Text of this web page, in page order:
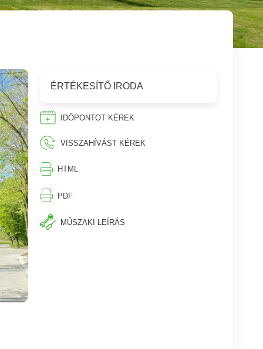
ÉRTÉKESÍTŐ IRODA
IDŐPONTOT KÉREK
VISSZAHÍVÁST KÉREK
⎙︁ HTML
⎙︁ PDF
MŰSZAKI LEÍRÁS